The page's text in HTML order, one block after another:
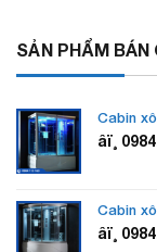
SẢN PHẨM BÁN
Cabin
âï¸
Cabin
âï¸